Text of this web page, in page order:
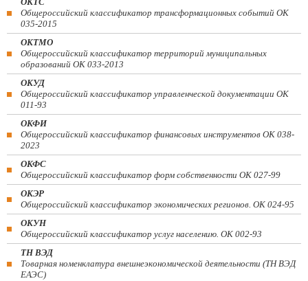
Общероссийский классификатор трансформационных событий ОК
035-2015
ОКТМО
Общероссийский классификатор территорий муниципальных
образований ОК 033-2013
ОКУД
Общероссийский классификатор управленческой документации ОК
011-93
ОКФИ
Общероссийский классификатор финансовых инструментов OK 038-
2023
ОКФС
Общероссийский классификатор форм собственности ОК 027-99
ОКЭР
Общероссийский классификатор экономических регионов. ОК 024-95
ОКУН
Общероссийский классификатор услуг населению. ОК 002-93
ТН ВЭД
Товарная номенклатура внешнеэкономической деятельности (ТН ВЭД
ЕАЭС)